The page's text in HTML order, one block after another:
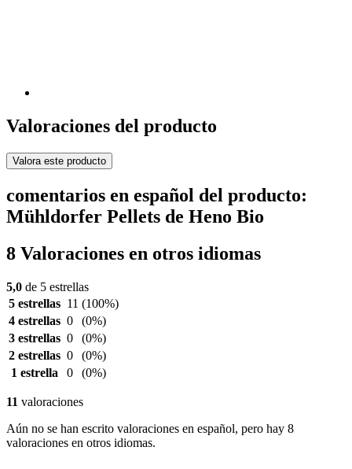
Valoraciones del producto
Valora este producto
comentarios en español del producto:
Mühldorfer Pellets de Heno Bio
8 Valoraciones en otros idiomas
5,0 de 5 estrellas
5 estrellas 11 (100%)
4 estrellas 0
(0%)
3 estrellas 0
(0%)
2 estrellas 0
(0%)
1 estrella
0 (0%)
11 valoraciones
Aún no se han escrito valoraciones en español, pero hay 8
valoraciones en otros idiomas.